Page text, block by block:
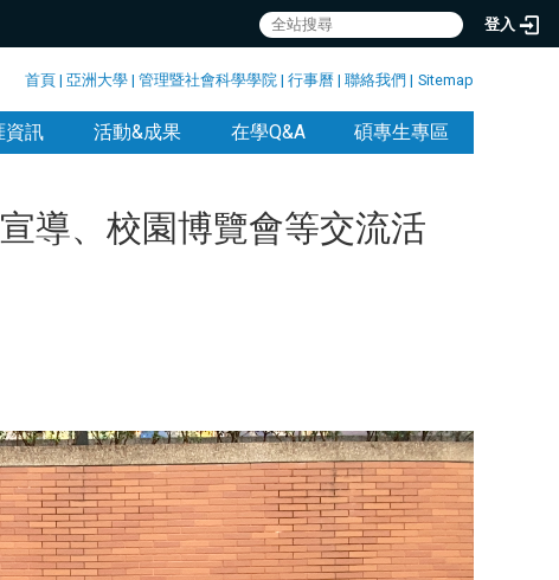
登入
首頁 | 亞洲大學 | 管理暨社會科學學院 | 行事曆 | 聯絡我們 | Sitemap
資訊 活動&成果 在學Q&A 碩專生專區
導、校園博覽會等交流活